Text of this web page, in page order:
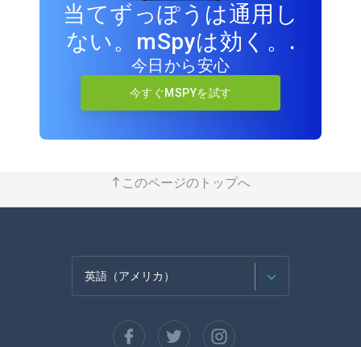
当てずっぽうは通用し
ない。mSpyは効く。.
今日から安心
今すぐMSPYを試す
このページのトップへ
英語（アメリカ）